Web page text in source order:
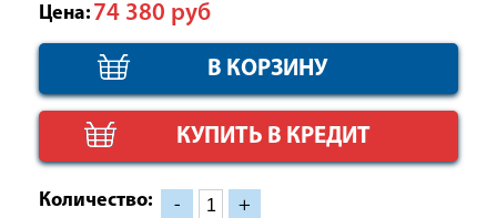
Цена: 74 380 руб
КУПИТЬ В КРЕДИТ
Количество: - +